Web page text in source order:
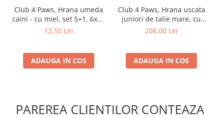
Club 4 Paws, Hrana umeda
caini - cu miel, set 5+1, 6x80
g
12,50 Lei
ADAUGA IN COS
Club 4 Paws, Hrana uscata
juniori de talie mare, cu
pui, 14kg
208,00 Lei
ADAUGA IN COS
PAREREA CLIENTILOR CONTEAZA